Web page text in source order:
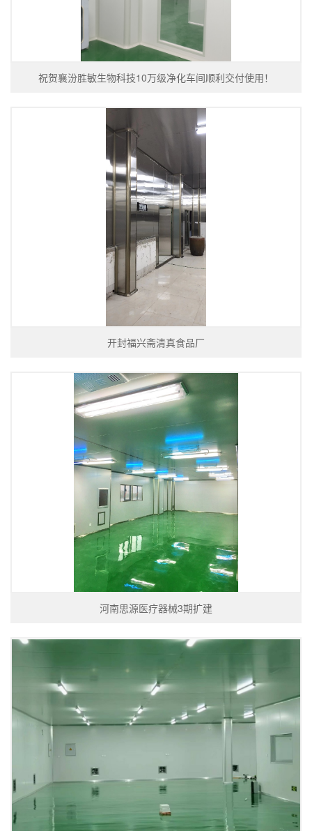
祝贺襄汾胜敏生物科技10万级净化车间顺利交付使用！
开封福兴斋清真食品厂
河南思源医疗器械3期扩建